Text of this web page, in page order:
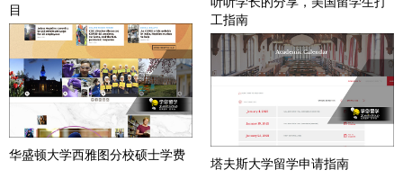
目
华盛顿大学西雅图分校硕士学费
工指南
塔夫斯大学留学申请指南